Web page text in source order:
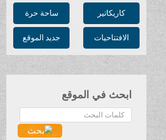
كاريكاتير ساحة حرة
الافتتاحيات جديد الموقع
ابحث في الموقع
البحث...